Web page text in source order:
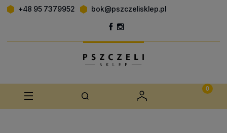
+48 95 7379952 bok@pszczelisklep.pl